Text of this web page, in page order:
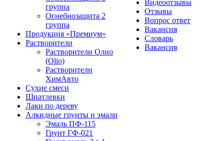
группа
Огнебиозащита 2
группа
Продукция «Премиум»
Растворители
Растворители Олио
(Olio)
Растворители
ХимАвто
Сухие смеси
Шпатлевки
Лаки по дереву
Алкидные грунты и эмали
Эмаль ПФ-115
Грунт ГФ-021
Видеоотзывы
Отзывы
Вопрос ответ
Вакансия
Словарь
Вакансия